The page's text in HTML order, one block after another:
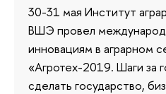
30-31 мая Институт
ВШЭ провел
инновациям в аграрном
«Агротех-2019. Шаги за
сделать государство,